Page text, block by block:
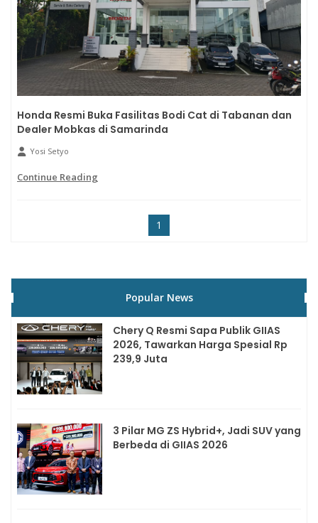
Honda Resmi Buka Fasilitas Bodi Cat di Tabanan dan
Dealer Mobkas di Samarinda
Yosi Setyo
Continue Reading
1
Popular News
Chery Q Resmi Sapa Publik GIIAS
2026, Tawarkan Harga Spesial Rp
239,9 Juta
3 Pilar MG ZS Hybrid+, Jadi SUV yang
Berbeda di GIIAS 2026